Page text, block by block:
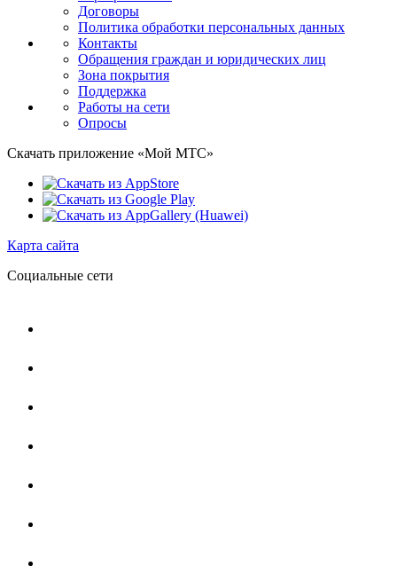
Договоры
Политика обработки персональных данных
Контакты
Обращения граждан и юридических лиц
Зона покрытия
Поддержка
Работы на сети
Опросы
Скачать приложение «Мой МТС»
Карта сайта
Социальные сети